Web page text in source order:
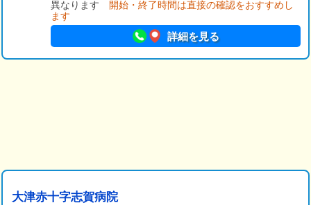
異なります 開始・終了時間は直接の確認をおすすめし
ます
詳細を見る
大津赤十字志賀病院